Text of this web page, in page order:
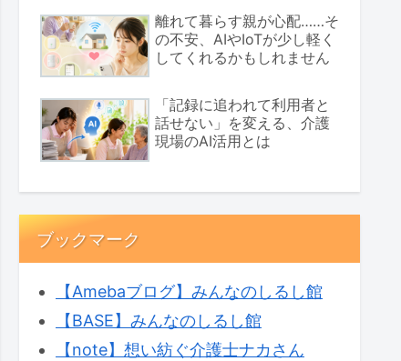
離れて暮らす親が心配……そ
の不安、AIやIoTが少し軽く
してくれるかもしれません
「記録に追われて利用者と
話せない」を変える、介護
現場のAI活用とは
ブックマーク
【Amebaブログ】みんなのしるし館
【BASE】みんなのしるし館
【note】想い紡ぐ介護士ナカさん